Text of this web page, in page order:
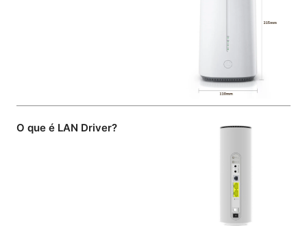
O que é LAN Driver?